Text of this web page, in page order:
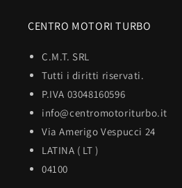
CENTRO MOTORI TURBO
C.M.T. SRL
Tutti i diritti riservati.
P.IVA 03048160596
info@centromotoriturbo.it
Via Amerigo Vespucci 24
LATINA ( LT )
04100